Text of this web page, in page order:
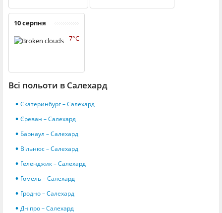
10 серпня
7°C
Всі польоти в Салехард
Єкатеринбург – Салехард
Єреван – Салехард
Барнаул – Салехард
Вільнюс – Салехард
Геленджик – Салехард
Гомель – Салехард
Гродно – Салехард
Дніпро – Салехард